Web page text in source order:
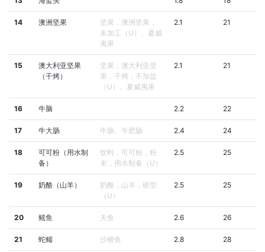
14 澳洲坚果
坚果，澳洲坚果，
未加工（U）、夏威
夷果
2.1 21
15
澳大利亚坚果
（干烤）
坚果，澳大利亚坚
果，干烤，不加盐
（U）、夏威夷果
2.1 21
16 牛脑 2.2 22
17 牛大肠 牛肠、牛肥肠 2.4 24
18
可可粉（用水制
备）
饮料，可可粉，粉
末，用水制备（U）
2.5 25
19 奶酪（山羊）
奶酪，山羊，硬型
（U）
2.5 25
20 鳐鱼 夫鱼 2.6 26
21 蛇鲻 沙梭鱼 2.8 28